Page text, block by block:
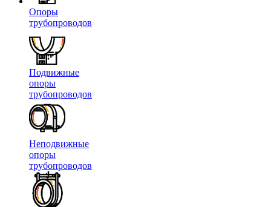
Опоры
трубопроводов
Подвижные
опоры
трубопроводов
Неподвижные
опоры
трубопроводов